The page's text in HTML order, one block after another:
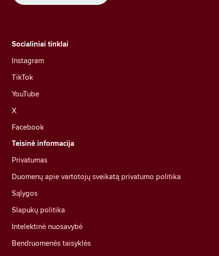
Socialiniai tinklai
Instagram
TikTok
YouTube
X
Facebook
Teisinė informacija
Privatumas
Duomenų apie vartotojų sveikatą privatumo politika
Sąlygos
Slapukų politika
Intelektinė nuosavybė
Bendruomenės taisyklės